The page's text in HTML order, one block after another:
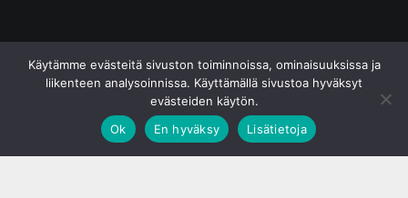
Käytämme evästeitä sivuston toiminnoissa, ominaisuuksissa ja
liikenteen analysoinnissa. Käyttämällä sivustoa hyväksyt
evästeiden käytön.
Ok
En hyväksy Lisätietoja